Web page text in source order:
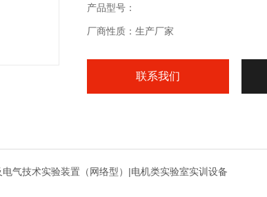
产品型号：
厂商性质：生产厂家
联系我们
气技术实验装置（网络型）|电机类实验室实训设备